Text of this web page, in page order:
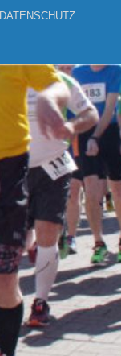
DATENSCHUTZ